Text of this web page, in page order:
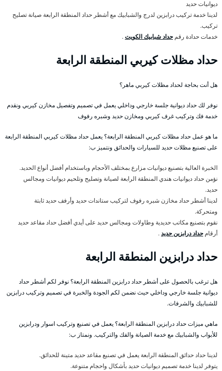
ديوانيات حديد
لدينا خدمة تركيب درابزين لدرج والشبابيك مع أشطر حداد المنطقة الرابعة صيانة تصليح
تركيب.
خدمات حدادة رقم حداد شبابيك الكويت.
حداد مظلات كيربي المنطقة الرابعة
هل أنت بحاجة لحداد مظلات كيربي ماهر؟
نوفر لك حداد ديوانية جلسة خارجي وداخلي يعمل في تصميم وتفصيل مخازن كيربي ونقدم
خدمة فك وتركيب غرف كيربي ومخازن حديد وشبره رفوف
ما هو عمل حداد مظلات كيربي المنطقة الرابعة؟ يعمل حداد مظلات كيربي المنطقة الرابعة
على تصنيع مظلات حديد للسيارات والحدائق ونتميز ب:
الخبرة العالية بتصنيع ديوانيات مزارع بمختلف الأحجام وباستخدام أفضل أنواع الحديد.
نؤمن حداد ديوانيات هندي المنطقة الرابعة لصيانة وتصليح وتلحيم ديوانيات ومجالس
حديد.
لدينا أشطر حداد مخازن شبره رفوف لتركيب ستاندات حديد وأرفف حديد ثابتة
ومتحركة.
نقوم بتصنيع مكاتب حديدية وطاولات ومجالس حديد على أيدي أفضل حداد مقاعد حديد
أرقام حداد درابزين حديد.
حداد درابزين المنطقة الرابعة
هل ترغب بالحصول على أشطر حداد درابزين المنطقة الرابعة؟ نوفر لكم أشطر حداد
ديوانية جلسة خارجي وداخلي حيث نضمن لكم الجودة والخبرة في تصميم وتركيب درابزين
للشبابيك والشرفات.
ماهي ميزات حداد درابزين المنطقة الرابعة؟ يعمل في تصنيع وتركيب اسوار ودرابزين
للأبواب والشبابيك مع خدمة الصيانة والفك والتركيب. ونمتاز ب:
لدينا حداد حدائق المنطقة الرابعة يعمل في تصنيع مقاعد حديد متينة للحدائق.
يتوفر لدينا خدمة تصميم ديوانيات حديد بأشكال واحجام متنوعة.